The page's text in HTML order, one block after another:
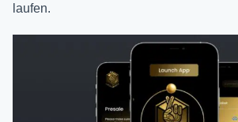
laufen.